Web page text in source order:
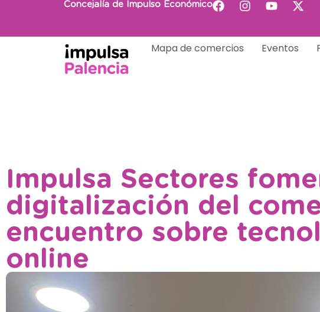
Concejalía de Impulso Económico
Mapa de comercios Eventos
Impulsa Sectores
digitalización del
encuentro sobre
online